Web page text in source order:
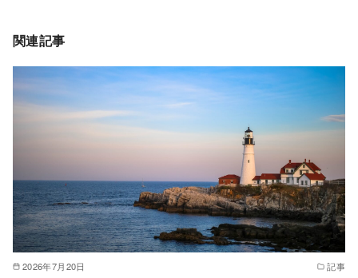
関連記事
2026年7月20日 記事